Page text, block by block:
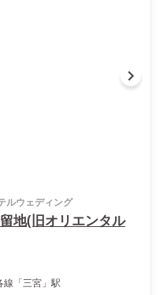
ルウェディング
地(旧オリエンタル
線「三宮」駅